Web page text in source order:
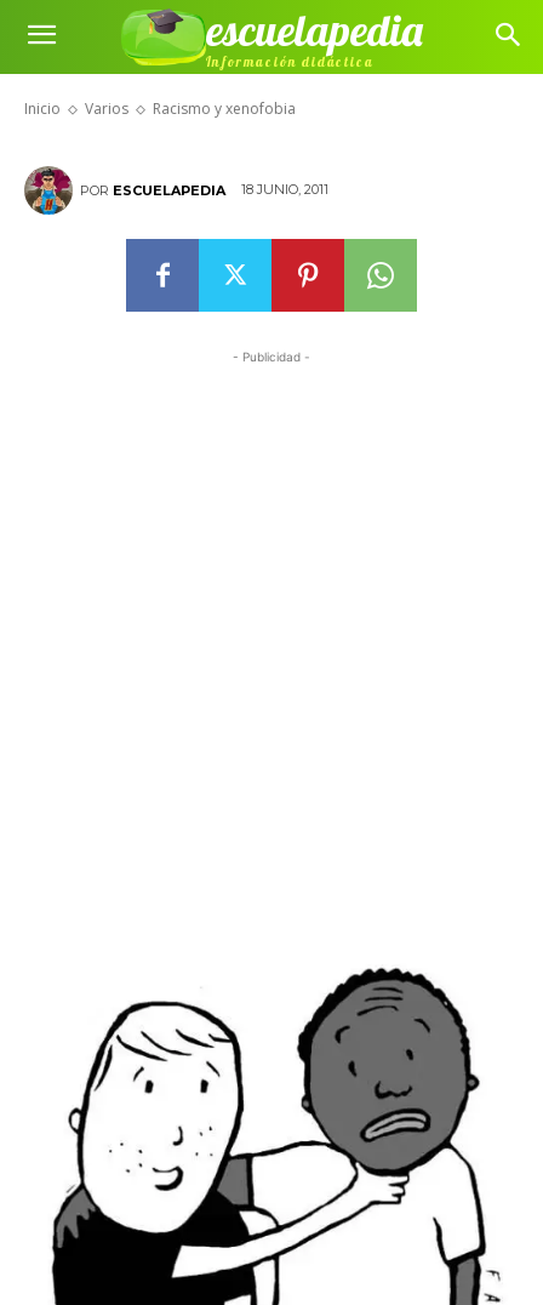
escuelapedia
Información didáctica
Inicio Varios Racismo y xenofobia
Racismo y xenofobia
POR ESCUELAPEDIA 18 JUNIO, 2011
- Publicidad -